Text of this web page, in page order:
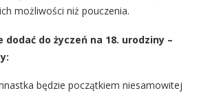
możliwości niż pouczenia.
dodać do życzeń na 18. urodziny –
będzie początkiem niesamowitej